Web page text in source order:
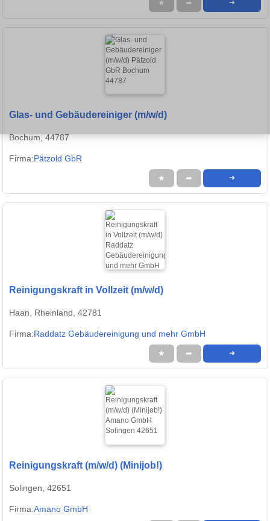
★ ➦ ➜
Glas- und Gebäudereiniger (m/w/d)
Bochum, 44787
Firma:Pätzold GbR
★ ➦ ➜
Reinigungskraft in Vollzeit (m/w/d)
Haan, Rheinland, 42781
Firma:Raddatz Gebäudereinigung und mehr GmbH
★ ➦ ➜
Reinigungskraft (m/w/d) (Minijob!)
Solingen, 42651
Firma:Amano GmbH